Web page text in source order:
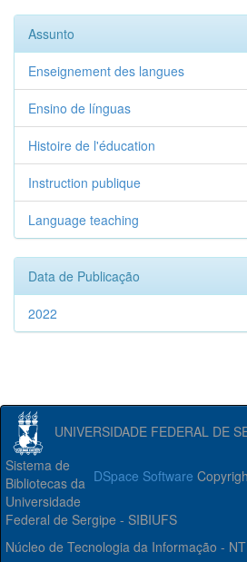
Assunto
Enseignement des langues
Ensino de línguas
Histoire de l'éducation
Instruction publique
Language teaching
Data de Publicação
2022
UNIVERSIDADE FEDERAL DE
DSpace Software
Sistema de
Bibliotecas da
Universidade
Federal de Sergipe - SIBIUFS
Núcleo de Tecnologia da Informação -